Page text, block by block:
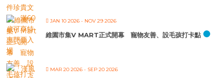
JAN 10 2026 - NOV 29 2026
維園市集V MART正式開幕 寵物友善、設毛孩打卡點
MAR 20 2026 - SEP 20 2026